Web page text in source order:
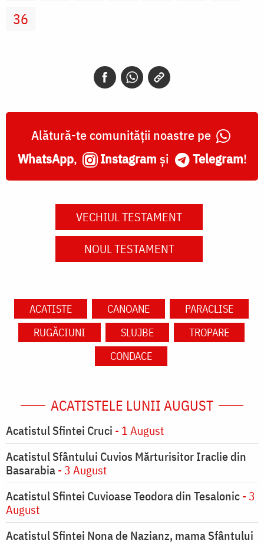
36
Alătură-te comunității noastre pe
WhatsApp, Instagram și Telegram!
VECHIUL TESTAMENT
NOUL TESTAMENT
ACATISTE CANOANE
PARACLISE
RUGĂCIUNI
SLUJBE
TROPARE
CONDACE
ACATISTELE LUNII AUGUST
Acatistul Sfintei Cruci - 1 August
Acatistul Sfântului Cuvios Mărturisitor Iraclie din
Basarabia- 3 August
Acatistul Sfintei Cuvioase Teodora din Tesalonic- 3
August
Acatistul Sfintei Nona de Nazianz, mama Sfântului